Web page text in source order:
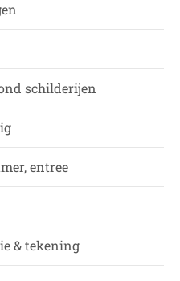
schilderijen
entree
& tekening